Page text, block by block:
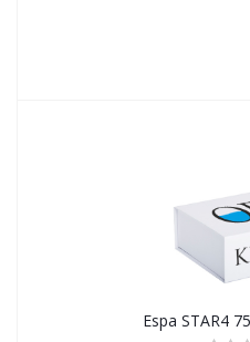
Espa STAR4